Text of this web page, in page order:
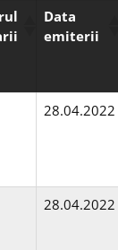
Data
emiterii
28.04.2022
28.04.2022